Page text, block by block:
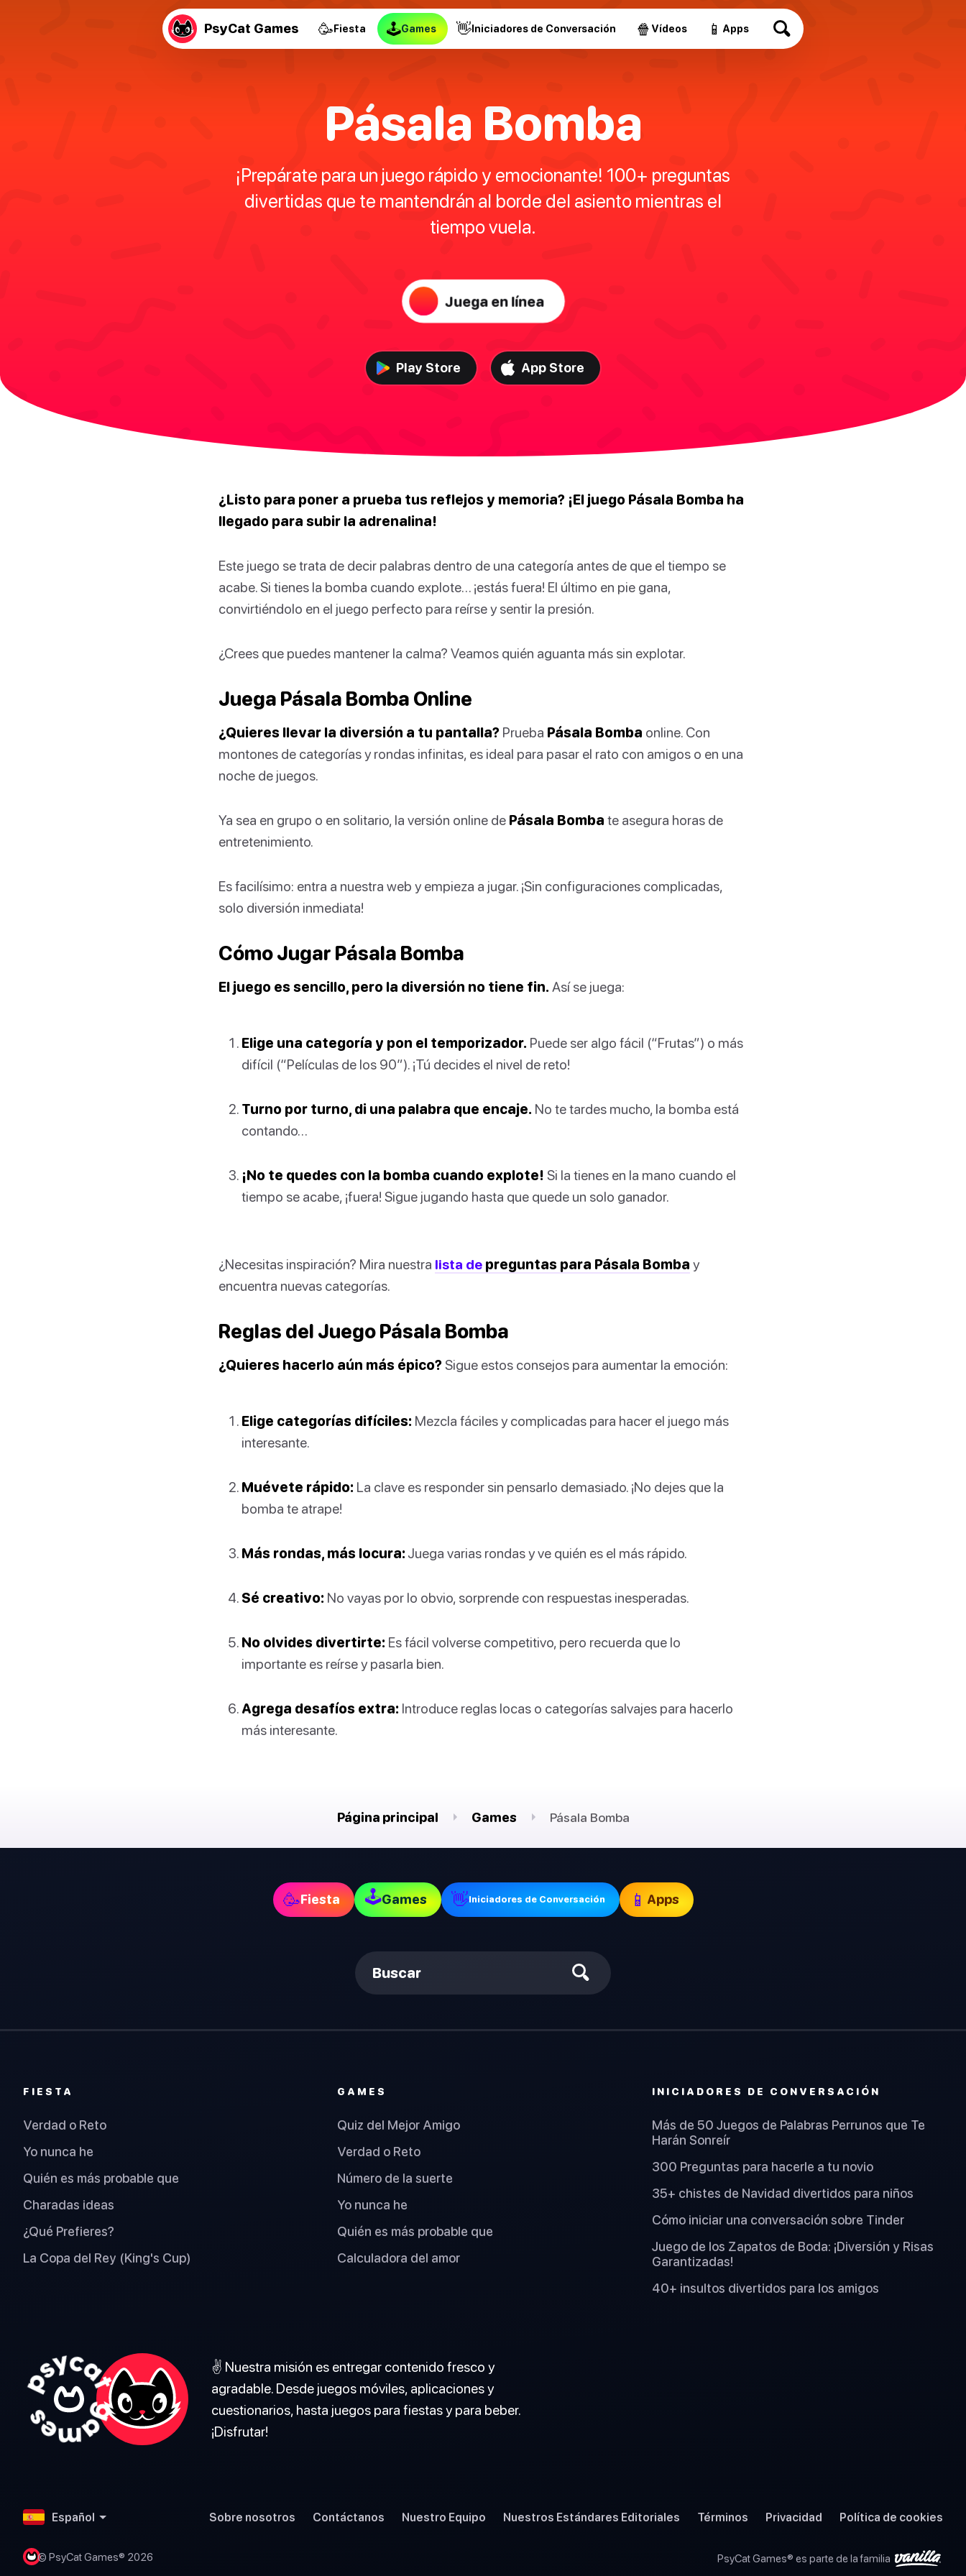
PsyCat Games 🥳Fiesta 🕹Games 👋Iniciadores de Conversación 🍿 Vídeos 📱 Apps
Pásala Bomba
¡Prepárate para un juego rápido y emocionante! 100+ preguntas
divertidas que te mantendrán al borde del asiento mientras el
tiempo vuela.
Juega en línea
Play Store App Store
¿Listo para poner a prueba tus reflejos y memoria? ¡El juego Pásala Bomba ha
llegado para subir la adrenalina!
Este juego se trata de decir palabras dentro de una categoría antes de que el tiempo se
acabe. Si tienes la bomba cuando explote… ¡estás fuera! El último en pie gana,
convirtiéndolo en el juego perfecto para reírse y sentir la presión.
¿Crees que puedes mantener la calma? Veamos quién aguanta más sin explotar.
Juega Pásala Bomba Online
¿Quieres llevar la diversión a tu pantalla? Prueba Pásala Bomba online. Con
montones de categorías y rondas infinitas, es ideal para pasar el rato con amigos o en una
noche de juegos.
Ya sea en grupo o en solitario, la versión online de Pásala Bomba te asegura horas de
entretenimiento.
Es facilísimo: entra a nuestra web y empieza a jugar. ¡Sin configuraciones complicadas,
solo diversión inmediata!
Cómo Jugar Pásala Bomba
El juego es sencillo, pero la diversión no tiene fin. Así se juega:
Elige una categoría y pon el temporizador. Puede ser algo fácil (“Frutas”) o más
difícil (“Películas de los 90”). ¡Tú decides el nivel de reto!
Turno por turno, di una palabra que encaje. No te tardes mucho, la bomba está
contando…
¡No te quedes con la bomba cuando explote! Si la tienes en la mano cuando el
tiempo se acabe, ¡fuera! Sigue jugando hasta que quede un solo ganador.
¿Necesitas inspiración? Mira nuestra lista de preguntas para Pásala Bomba y
encuentra nuevas categorías.
Reglas del Juego Pásala Bomba
¿Quieres hacerlo aún más épico? Sigue estos consejos para aumentar la emoción:
Elige categorías difíciles: Mezcla fáciles y complicadas para hacer el juego más
interesante.
Muévete rápido: La clave es responder sin pensarlo demasiado. ¡No dejes que la
bomba te atrape!
Más rondas, más locura: Juega varias rondas y ve quién es el más rápido.
Sé creativo: No vayas por lo obvio, sorprende con respuestas inesperadas.
No olvides divertirte: Es fácil volverse competitivo, pero recuerda que lo
importante es reírse y pasarla bien.
Agrega desafíos extra: Introduce reglas locas o categorías salvajes para hacerlo
más interesante.
Página principal Games Pásala Bomba
🥳Fiesta 🕹Games 👋Iniciadores de Conversación 📱 Apps
Buscar
FIESTA
Verdad o Reto
Yo nunca he
Quién es más probable que
Charadas ideas
¿Qué Prefieres?
La Copa del Rey (King's Cup)
GAMES
Quiz del Mejor Amigo
Verdad o Reto
Número de la suerte
Yo nunca he
Quién es más probable que
Calculadora del amor
INICIADORES DE CONVERSACIÓN
Más de 50 Juegos de Palabras Perrunos que Te
Harán Sonreír
300 Preguntas para hacerle a tu novio
35+ chistes de Navidad divertidos para niños
Cómo iniciar una conversación sobre Tinder
Juego de los Zapatos de Boda: ¡Diversión y Risas
Garantizadas!
40+ insultos divertidos para los amigos
✌️ Nuestra misión es entregar contenido fresco y
agradable. Desde juegos móviles, aplicaciones y
cuestionarios, hasta juegos para fiestas y para beber.
¡Disfrutar!
Español Sobre nosotros Contáctanos Nuestro Equipo Nuestros Estándares Editoriales Términos Privacidad Política de cookies
© PsyCat Games® 2026 PsyCat Games® es parte de la familia